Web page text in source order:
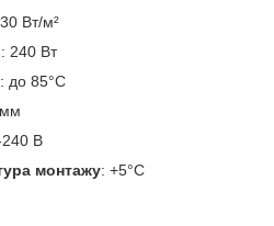
Вт/м²
: 240 Вт
: до 85°C
В
монтажу: +5°C